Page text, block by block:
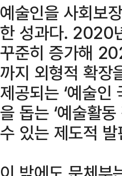
예술인을 사회보
한 성과다. 2020
꾸준히 증가해
까지 외형적 확장
제공되는 ‘예술인
을 돕는 ‘예술활
수 있는 제도적